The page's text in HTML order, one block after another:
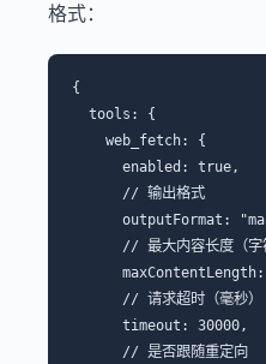
格式：
{
  tools: {
    web_fetch: {
      enabled: true,
      // 输出格式
outputFormat:
// 最大内容长度（字
      // 请求超时（毫秒）
      timeout: 30000,
      // 是否跟随重定向